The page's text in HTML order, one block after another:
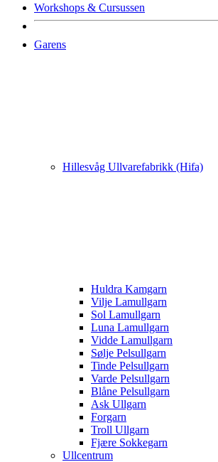
Workshops & Cursussen
Garens
Hillesvåg Ullvarefabrikk (Hifa)
Huldra Kamgarn
Vilje Lamullgarn
Sol Lamullgarn
Luna Lamullgarn
Vidde Lamullgarn
Sølje Pelsullgarn
Tinde Pelsullgarn
Varde Pelsullgarn
Blåne Pelsullgarn
Ask Ullgarn
Forgarn
Troll Ullgarn
Fjære Sokkegarn
Ullcentrum